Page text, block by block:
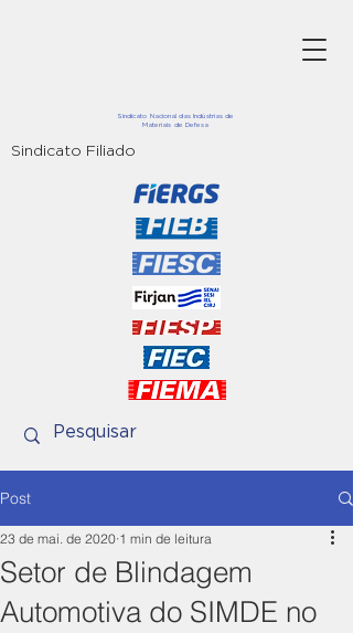
Sindicato Nacional das Indústrias de
Materiais de Defesa
Sindicato Filiado
Post
Setor de Blindagem
Automotiva do SIMDE no
23 de mai. de 2020 1 min de leitura